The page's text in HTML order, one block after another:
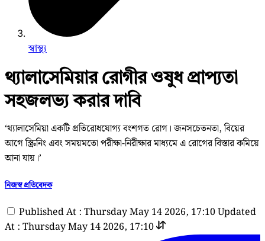
স্বাস্থ্য
থ্যালাসেমিয়ার রোগীর ওষুধ প্রাপ্যতা
সহজলভ্য করার দাবি
‘থ্যালাসেমিয়া একটি প্রতিরোধযোগ্য বংশগত রোগ। জনসচেতনতা, বিয়ের
আগে স্ক্রিনিং এবং সময়মতো পরীক্ষা-নিরীক্ষার মাধ্যমে এ রোগের বিস্তার কমিয়ে
আনা যায়।’
নিজস্ব প্রতিবেদক
Published At : Thursday May 14 2026, 17:10Updated
At : Thursday May 14 2026, 17:10